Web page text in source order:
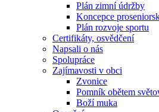
Plán zimní údržby
Koncepce
Plán rozvoje sportu
Certifikáty, osvědčení
Napsali o nás
Spolupráce
Zajímavosti v obci
Zvonice
Pomník obětem
Boží muka